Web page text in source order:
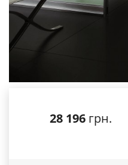
28 196 грн.